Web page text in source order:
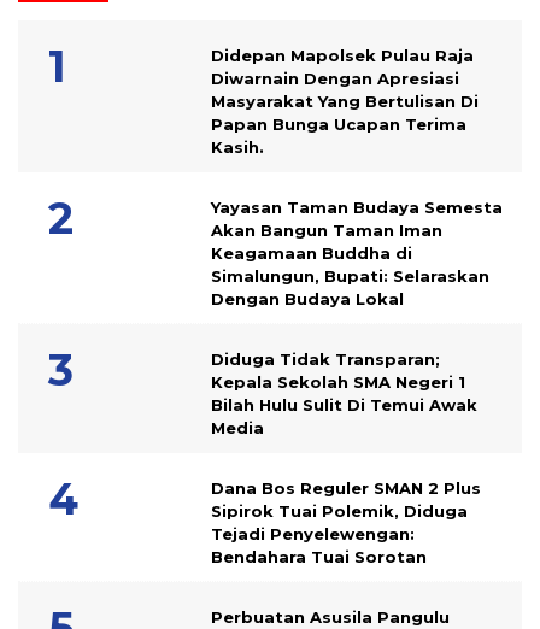
Didepan Mapolsek Pulau Raja
Diwarnain Dengan Apresiasi
Masyarakat Yang Bertulisan Di
Papan Bunga Ucapan Terima
Kasih.
Yayasan Taman Budaya Semesta
Akan Bangun Taman Iman
Keagamaan Buddha di
Simalungun, Bupati: Selaraskan
Dengan Budaya Lokal
Diduga Tidak Transparan;
Kepala Sekolah SMA Negeri 1
Bilah Hulu Sulit Di Temui Awak
Media
Dana Bos Reguler SMAN 2 Plus
Sipirok Tuai Polemik, Diduga
Tejadi Penyelewengan:
Bendahara Tuai Sorotan
Perbuatan Asusila Pangulu